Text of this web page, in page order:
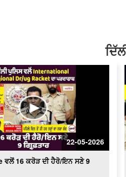
22-05-2026
ਵਲੋਂ 16 ਕਰੋੜ ਦੀ ਹੈਰੋ/ਇਨ ਸਣੇ 9